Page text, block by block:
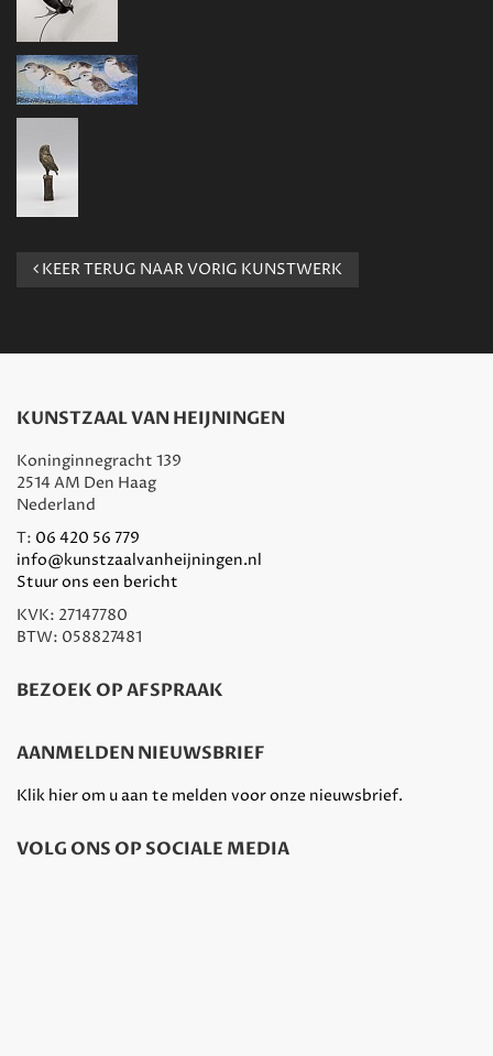
KEER TERUG NAAR VORIG KUNSTWERK
KUNSTZAAL VAN HEIJNINGEN
Koninginnegracht 139
2514 AM Den Haag
Nederland
T: 06 420 56 779
info@kunstzaalvanheijningen.nl
Stuur ons een bericht
KVK: 27147780
BTW: 058827481
BEZOEK OP AFSPRAAK
AANMELDEN NIEUWSBRIEF
Klik hier om u aan te melden voor onze nieuwsbrief.
VOLG ONS OP SOCIALE MEDIA